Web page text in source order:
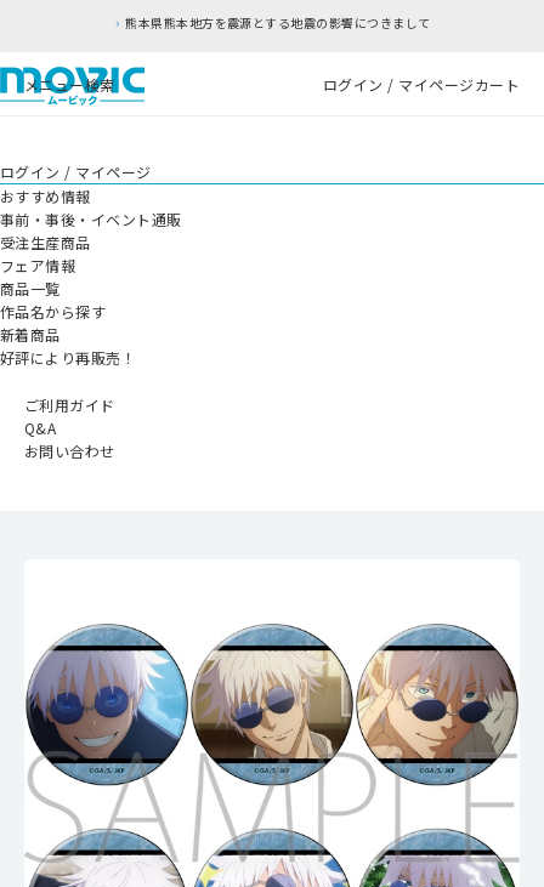
熊本県熊本地方を震源とする地震の影響につきまして
メニュー検索 ログイン / マイページカート
ログイン / マイページ
おすすめ情報
事前・事後・イベント通販
受注生産商品
フェア情報
商品一覧
作品名から探す
新着商品
好評により再販売！
ご利用ガイド
Q&A
お問い合わせ